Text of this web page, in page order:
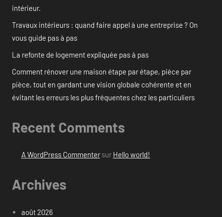
intérieur.
Travaux intérieurs : quand faire appel à une entreprise ? On
vous guide pas à pas
La refonte de logement expliquée pas à pas
Comment rénover une maison étape par étape, pièce par
pièce, tout en gardant une vision globale cohérente et en
évitant les erreurs les plus fréquentes chez les particuliers
Recent Comments
A WordPress Commentersur Hello world!
Archives
août 2026